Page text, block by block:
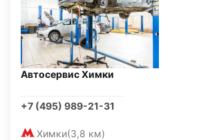
Автосервис Химки
+7 (495) 989-21-31
Химки(3,8 км)